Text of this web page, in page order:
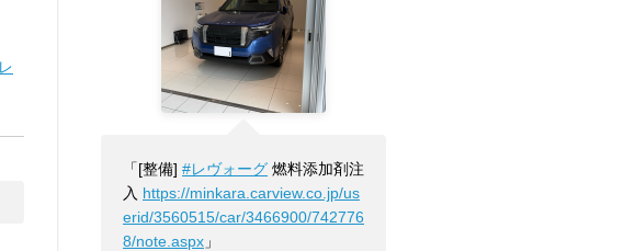
「[整備] #レヴォーグ 燃料添加剤注
入 https://minkara.carview.co.jp/us
erid/3560515/car/3466900/742776
8/note.aspx 」